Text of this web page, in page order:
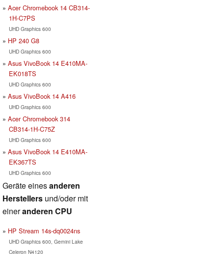
Acer Chromebook 14 CB314-
1H-C7PS
UHD Graphics 600
HP 240 G8
UHD Graphics 600
Asus VivoBook 14 E410MA-
EK018TS
UHD Graphics 600
Asus VivoBook 14 A416
UHD Graphics 600
Acer Chromebook 314
CB314-1H-C75Z
UHD Graphics 600
Asus VivoBook 14 E410MA-
EK367TS
UHD Graphics 600
Geräte einesanderen
Herstellers und/oder mit
eineranderen CPU
HP Stream 14s-dq0024ns
UHD Graphics 600, Gemini Lake
Celeron N4120